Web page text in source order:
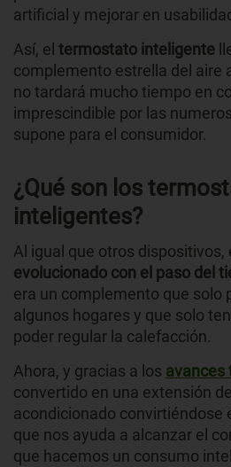
artificial y mejorar en
Así, el termostato inteligente
complemento estrella del aire
no tardará mucho tiempo en
imprescindible por las
supone para el consumidor.
¿Qué son los
inteligentes?
Al igual que otros
evolucionado con el paso del
era un complemento que solo
algunos hogares y que solo
poder regular la calefacción.
Ahora, y gracias a los avances
convertido en una extensión
acondicionado convirtiéndose
que nos ayuda a alcanzar el
que hacemos un consumo